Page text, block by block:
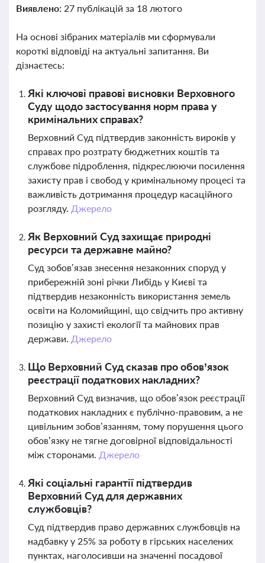
Виявлено: 27 публікацій за 18 лютого
На основі зібраних матеріалів ми сформували
короткі відповіді на актуальні запитання. Ви
дізнаєтесь:
Які ключові правові висновки Верховного
Суду щодо застосування норм права у
кримінальних справах?
Верховний Суд підтвердив законність вироків у
справах про розтрату бюджетних коштів та
службове підроблення, підкреслюючи посилення
захисту прав і свобод у кримінальному процесі та
важливість дотримання процедур касаційного
розгляду. Джерело
Як Верховний Суд захищає природні
ресурси та державне майно?
Суд зобов’язав знесення незаконних споруд у
прибережній зоні річки Либідь у Києві та
підтвердив незаконність використання земель
освіти на Коломийщині, що свідчить про активну
позицію у захисті екології та майнових прав
держави. Джерело
Що Верховний Суд сказав про обов’язок
реєстрації податкових накладних?
Верховний Суд визначив, що обов’язок реєстрації
податкових накладних є публічно-правовим, а не
цивільним зобов’язанням, тому порушення цього
обов’язку не тягне договірної відповідальності
між сторонами. Джерело
Які соціальні гарантії підтвердив
Верховний Суд для державних
службовців?
Суд підтвердив право державних службовців на
надбавку у 25% за роботу в гірських населених
пунктах, наголосивши на значенні посадової